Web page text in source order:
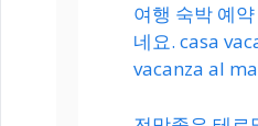
여행 숙박 예
네요. casa
vacanza al